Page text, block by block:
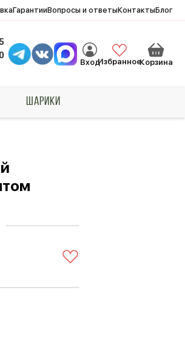
ГарантииВопросы и ответыКонтактыБлог
ВходИзбранноеКорзина
ШАРИКИ